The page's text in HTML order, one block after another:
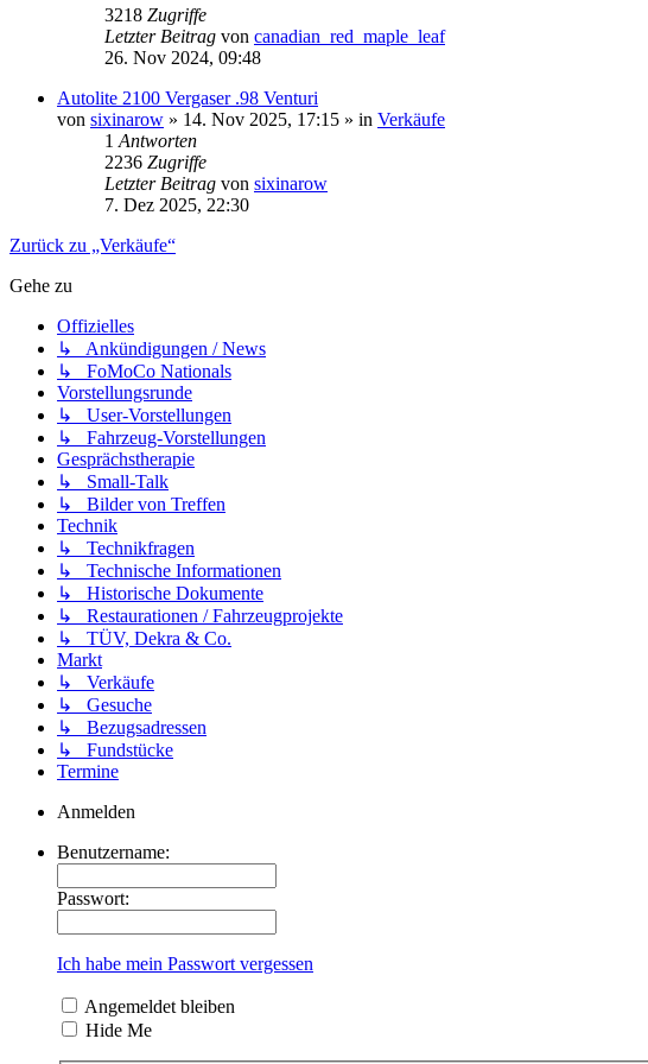
3218 Zugriffe
Letzter Beitrag von canadian_red_maple_leaf
26. Nov 2024, 09:48
Autolite 2100 Vergaser .98 Venturi
von sixinarow » 14. Nov 2025, 17:15 » in Verkäufe
1 Antworten
2236 Zugriffe
Letzter Beitrag von sixinarow
7. Dez 2025, 22:30
Zurück zu „Verkäufe“
Gehe zu
Offizielles
↳ Ankündigungen / News
↳ FoMoCo Nationals
Vorstellungsrunde
↳ User-Vorstellungen
↳ Fahrzeug-Vorstellungen
Gesprächstherapie
↳ Small-Talk
↳ Bilder von Treffen
Technik
↳ Technikfragen
↳ Technische Informationen
↳ Historische Dokumente
↳ Restaurationen / Fahrzeugprojekte
↳ TÜV, Dekra & Co.
Markt
↳ Verkäufe
↳ Gesuche
↳ Bezugsadressen
↳ Fundstücke
Termine
Anmelden
Benutzername:
Passwort:
Ich habe mein Passwort vergessen
Angemeldet bleiben
Hide Me